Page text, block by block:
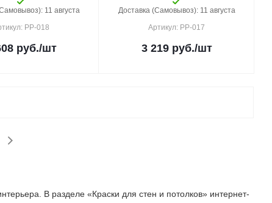
11 августа
РР-018
руб./шт
Доставка (Самовывоз): 11 августа
Артикул: РР-017
3 219руб./шт
В разделе «Краски для стен и потолков» интернет-